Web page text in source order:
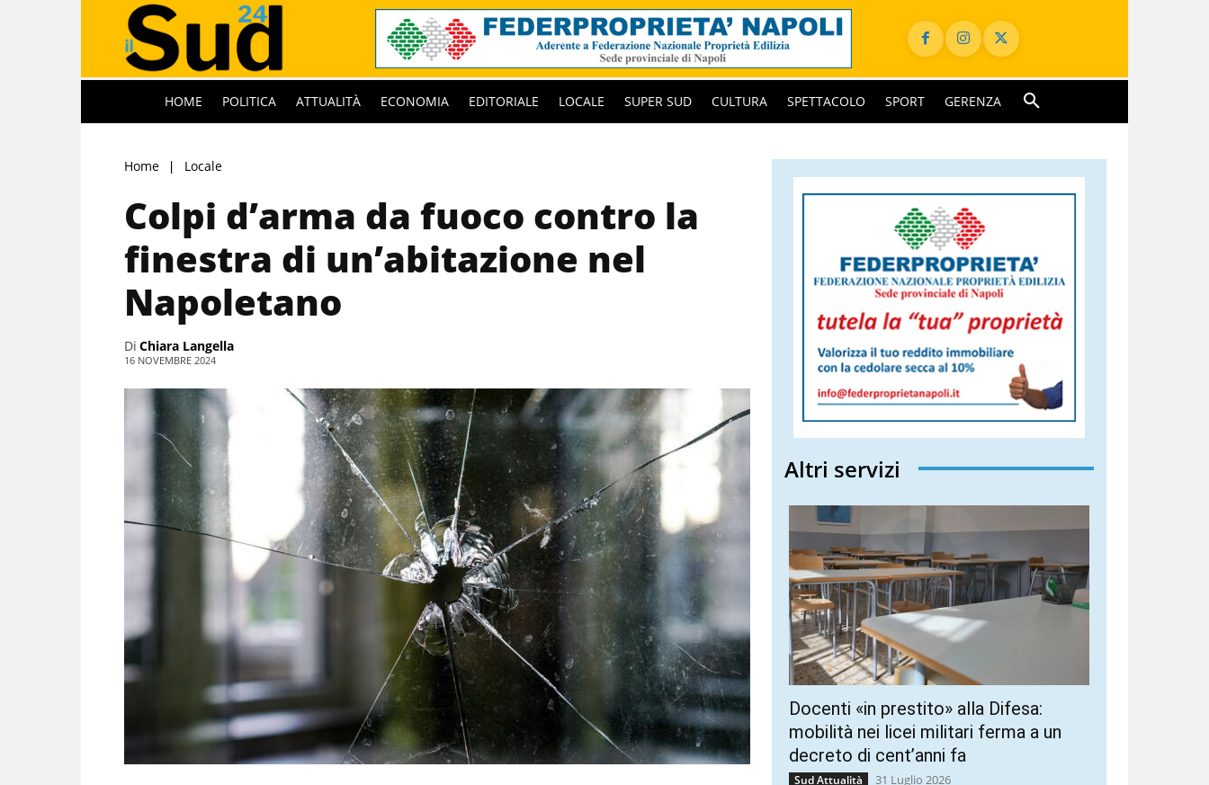
HOME POLITICA ATTUALITÀ ECONOMIA EDITORIALE LOCALE SUPER SUD CULTURA SPETTACOLO SPORT GERENZA
Home Locale
Colpi d’arma da fuoco contro la
finestra di un’abitazione nel
Napoletano
Di Chiara Langella
16 NOVEMBRE 2024
Altri servizi
Docenti «in prestito» alla Difesa:
mobilità nei licei militari ferma a un
decreto di cent’anni fa
Sud Attualità 31 Luglio 2026